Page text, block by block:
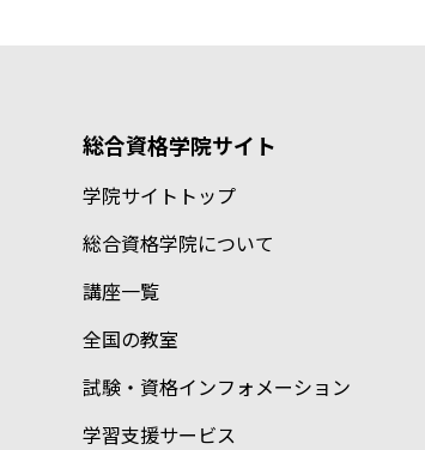
総合資格学院サイト
学院サイトトップ
総合資格学院について
講座一覧
全国の教室
試験・資格インフォメーション
学習支援サービス